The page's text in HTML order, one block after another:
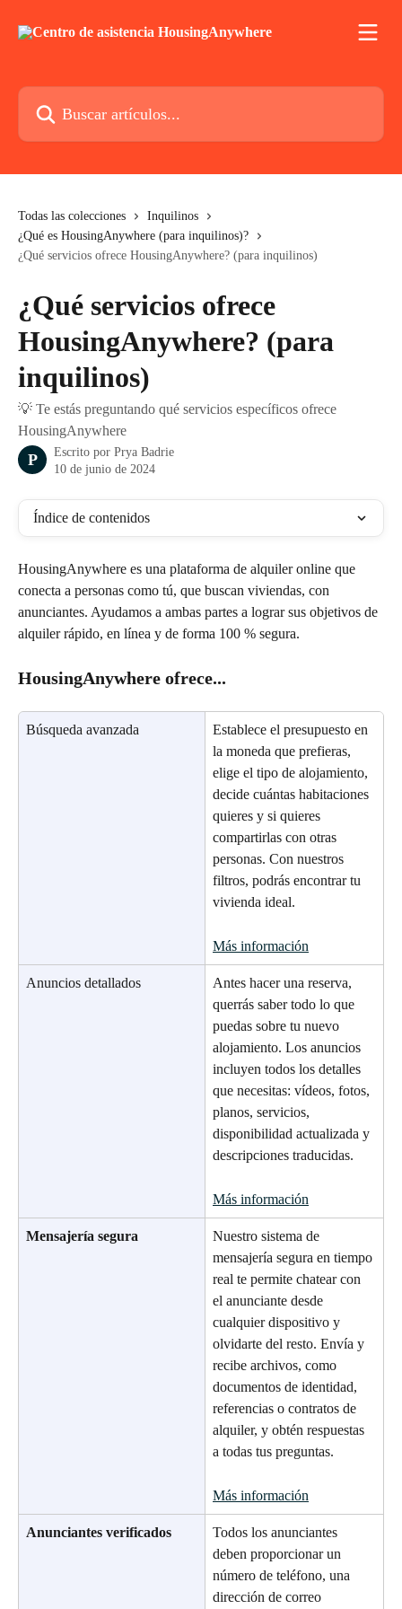
Buscar artículos...
Todas las colecciones
Inquilinos
¿Qué es HousingAnywhere (para inquilinos)?
¿Qué servicios ofrece HousingAnywhere? (para inquilinos)
¿Qué servicios ofrece
HousingAnywhere? (para
inquilinos)
💡 Te estás preguntando qué servicios específicos ofrece
HousingAnywhere
P Escrito por Prya Badrie
10 de junio de 2024
Índice de contenidos
HousingAnywhere es una plataforma de alquiler online que
conecta a personas como tú, que buscan viviendas, con
anunciantes. Ayudamos a ambas partes a lograr sus objetivos de
alquiler rápido, en línea y de forma 100 % segura.
HousingAnywhere ofrece...
Búsqueda avanzada
Establece el presupuesto en
la moneda que prefieras,
elige el tipo de alojamiento,
decide cuántas habitaciones
quieres y si quieres
compartirlas con otras
personas. Con nuestros
filtros, podrás encontrar tu
vivienda ideal.
Más información
Anuncios detallados
Antes hacer una reserva,
querrás saber todo lo que
puedas sobre tu nuevo
alojamiento. Los anuncios
incluyen todos los detalles
que necesitas: vídeos, fotos,
planos, servicios,
disponibilidad actualizada y
descripciones traducidas.
Más información
Mensajería segura
Nuestro sistema de
mensajería segura en tiempo
real te permite chatear con
el anunciante desde
cualquier dispositivo y
olvidarte del resto. Envía y
recibe archivos, como
documentos de identidad,
referencias o contratos de
alquiler, y obtén respuestas
a todas tus preguntas.
Más información
Anunciantes verificados
Todos los anunciantes
deben proporcionar un
número de teléfono, una
dirección de correo